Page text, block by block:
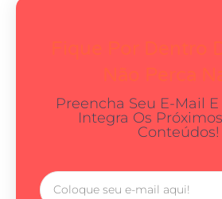
Preencha Seu E-Mail
Integra Os
Conteúdos!